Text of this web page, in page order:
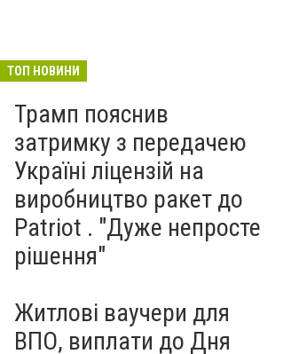
ТОП НОВИНИ
Трамп пояснив
затримку з передачею
Україні ліцензій на
виробництво ракет до
Patriot . "Дуже непросте
рішення"
Житлові ваучери для
ВПО, виплати до Дня